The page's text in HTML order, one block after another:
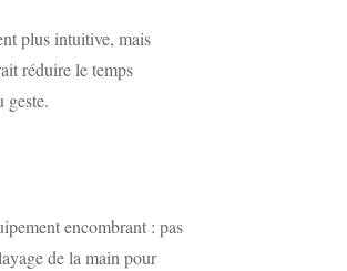
plus intuitive, mais
réduire le temps
geste.
encombrant : pas
de la main pour